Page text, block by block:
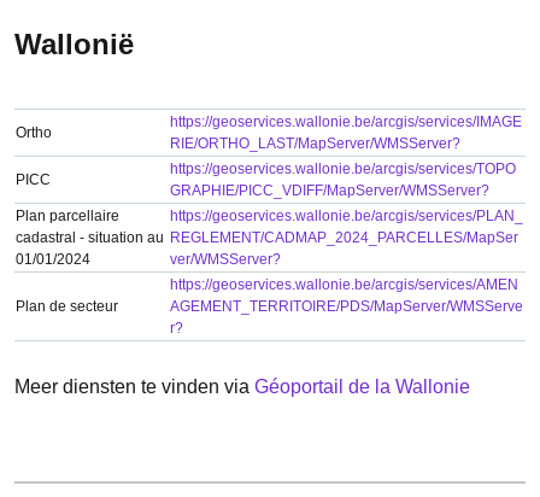
Wallonië
Ortho
https://geoservices.wallonie.be/arcgis/services/IMAGE
RIE/ORTHO_LAST/MapServer/WMSServer?
PICC
https://geoservices.wallonie.be/arcgis/services/TOPO
GRAPHIE/PICC_VDIFF/MapServer/WMSServer?
Plan parcellaire
cadastral - situation au
01/01/2024
https://geoservices.wallonie.be/arcgis/services/PLAN_
REGLEMENT/CADMAP_2024_PARCELLES/MapSer
ver/WMSServer?
Plan de secteur
https://geoservices.wallonie.be/arcgis/services/AMEN
AGEMENT_TERRITOIRE/PDS/MapServer/WMSServe
r?
Meer diensten te vinden via Géoportail de la Wallonie